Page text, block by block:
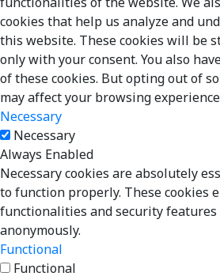
cookies that help us analyze and
this website. These cookies will be
only with your consent. You also
of these cookies. But opting out of
may affect your browsing
Necessary
Necessary
Always Enabled
Necessary cookies are absolutely
to function properly. These cookies
functionalities and security
anonymously.
Functional
Functional